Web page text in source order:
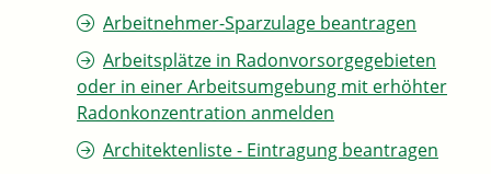
Arbeitnehmer-Sparzulage beantragen
Arbeitsplätze in Radonvorsorgegebieten
oder in einer Arbeitsumgebung mit erhöhter
Radonkonzentration anmelden
Architektenliste - Eintragung beantragen